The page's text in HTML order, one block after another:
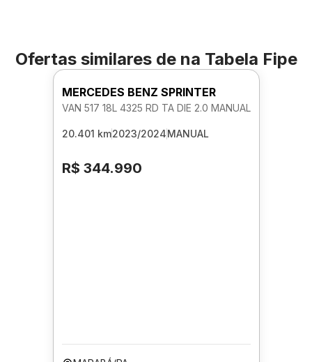
Ofertas similares de na Tabela Fipe
MERCEDES BENZ SPRINTER
VAN 517 18L 4325 RD TA DIE 2.0 MANUAL
20.401 km2023/2024MANUAL
R$ 344.990